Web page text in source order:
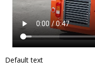
Default text